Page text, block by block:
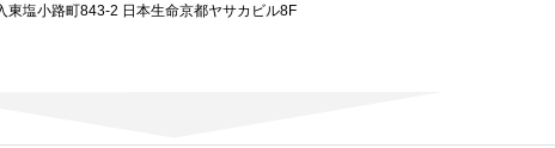
東塩小路町843-2 日本生命京都ヤサカビル8F